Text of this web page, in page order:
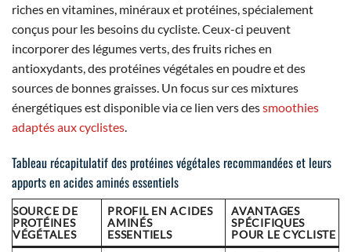
riches en vitamines, minéraux et protéines, spécialement
conçus pour les besoins du cycliste. Ceux-ci peuvent
incorporer des légumes verts, des fruits riches en
antioxydants, des protéines végétales en poudre et des
sources de bonnes graisses. Un focus sur ces mixtures
énergétiques est disponible via ce lien vers dessmoothies
adaptés aux cyclistes.
Tableau récapitulatif des protéines végétales recommandées et leurs
apports en acides aminés essentiels
SOURCE DE
PROTÉINES
VÉGÉTALES
PROFIL EN ACIDES
AMINÉS
ESSENTIELS
AVANTAGES
SPÉCIFIQUES
POUR LE CYCLISTE